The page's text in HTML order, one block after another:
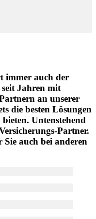
immer auch der
Jahren mit
an unserer
die besten Lösungen
Untenstehend
Partner.
auch bei anderen